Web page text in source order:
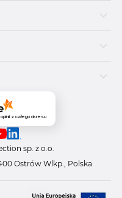
z całego okresu
sp. z o.o.
Ostrów Wlkp., Polska